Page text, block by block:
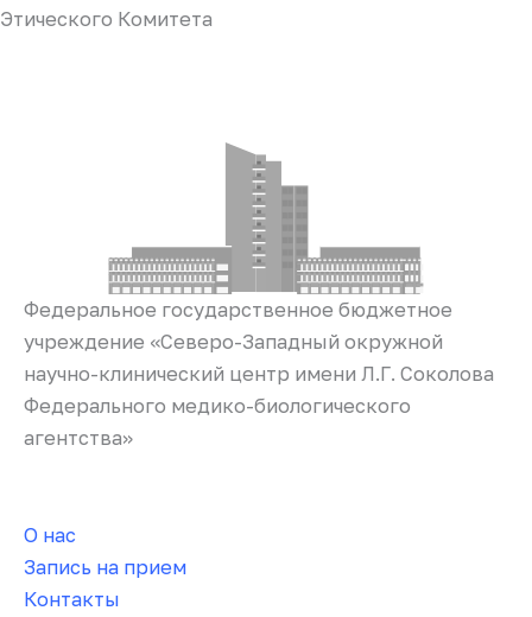
Этического Комитета
Федеральное государственное бюджетное
учреждение «Северо-Западный окружной
научно-клинический центр имени Л.Г. Соколова
Федерального медико-биологического
агентства»
О нас
Запись на прием
Контакты